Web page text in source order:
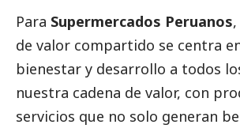
Para Supermercados Peruanos
de valor compartido se centra
bienestar y desarrollo a todos
nuestra cadena de valor, con
servicios que no solo generan